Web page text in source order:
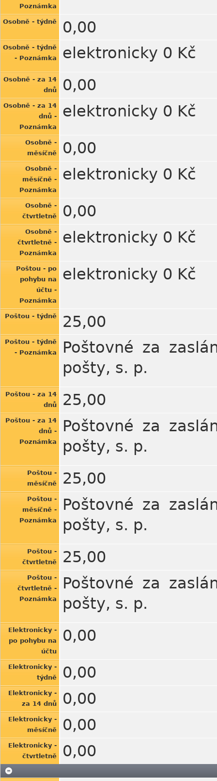
Poznámka
Osobně - týdně 0,00
Osobně - týdně
- Poznámka
elektronicky 0 Kč
Osobně - za 14
dnů
0,00
Osobně - za 14
dnů -
Poznámka
elektronicky 0 Kč
Osobně -
měsíčně
0,00
Osobně -
měsíčně -
Poznámka
elektronicky 0 Kč
Osobně -
čtvrtletně
0,00
Osobně -
čtvrtletně -
Poznámka
elektronicky 0 Kč
Poštou - po
pohybu na
účtu -
Poznámka
elektronicky 0 Kč
Poštou - týdně 25,00
Poštou - týdně
- Poznámka
Poštovné za
pošty, s. p.
Poštou - za 14
dnů
25,00
Poštou - za 14
dnů -
Poznámka
Poštovné za
pošty, s. p.
Poštou -
měsíčně
25,00
Poštou -
měsíčně -
Poznámka
Poštovné za
pošty, s. p.
Poštou -
čtvrtletně
25,00
Poštou -
čtvrtletně -
Poznámka
Poštovné za
pošty, s. p.
Elektronicky -
po pohybu na
účtu
0,00
Elektronicky -
týdně
0,00
Elektronicky -
za 14 dnů
0,00
Elektronicky -
měsíčně
0,00
Elektronicky -
čtvrtletně
0,00